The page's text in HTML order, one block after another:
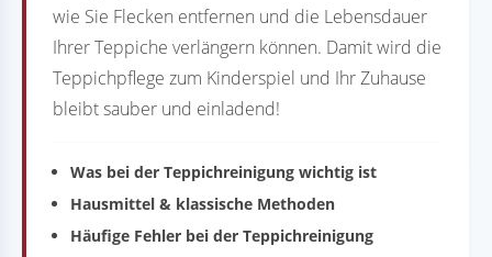
wie Sie Flecken entfernen und die Lebensdauer
Ihrer Teppiche verlängern können. Damit wird die
Teppichpflege zum Kinderspiel und Ihr Zuhause
bleibt sauber und einladend!
Was bei der Teppichreinigung wichtig ist
Hausmittel & klassische Methoden
Häufige Fehler bei der Teppichreinigung